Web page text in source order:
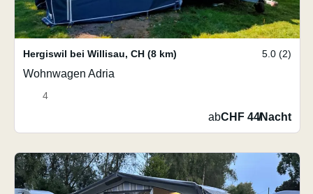
Hergiswil bei Willisau, CH (8 km) 5.0 (2)
Wohnwagen Adria
4
abCHF 44/Nacht